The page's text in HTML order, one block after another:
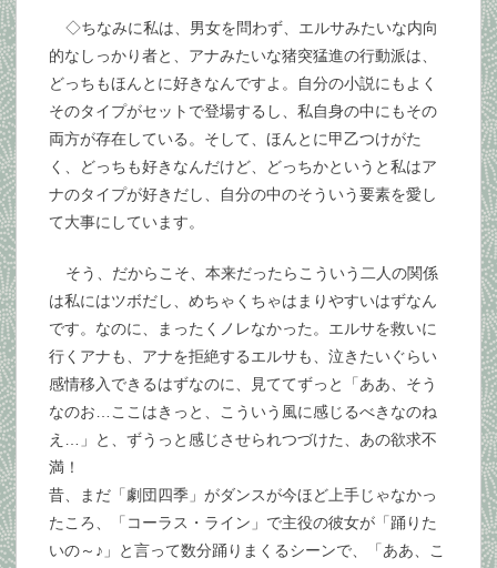
◇ちなみに私は、男女を問わず、エルサみたいな内向
的なしっかり者と、アナみたいな猪突猛進の行動派は、
どっちもほんとに好きなんですよ。自分の小説にもよく
そのタイプがセットで登場するし、私自身の中にもその
両方が存在している。そして、ほんとに甲乙つけがた
く、どっちも好きなんだけど、どっちかというと私はア
ナのタイプが好きだし、自分の中のそういう要素を愛し
て大事にしています。
そう、だからこそ、本来だったらこういう二人の関係
は私にはツボだし、めちゃくちゃはまりやすいはずなん
です。なのに、まったくノレなかった。エルサを救いに
行くアナも、アナを拒絶するエルサも、泣きたいぐらい
感情移入できるはずなのに、見ててずっと「ああ、そう
なのお…ここはきっと、こういう風に感じるべきなのね
え…」と、ずうっと感じさせられつづけた、あの欲求不
満！
昔、まだ「劇団四季」がダンスが今ほど上手じゃなかっ
たころ、「コーラス・ライン」で主役の彼女が「踊りた
いの～♪」と言って数分踊りまくるシーンで、「ああ、こ